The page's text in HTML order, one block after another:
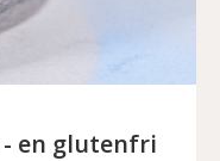
en glutenfri